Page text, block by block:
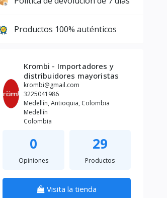
Productos 100% auténticos
Krombi - Importadores y
distribuidores mayoristas
krombi@gmail.com
3225041986
Medellín, Antioquia, Colombia
Medellín
Colombia
0
Opiniones
29
Productos
Visita la tienda